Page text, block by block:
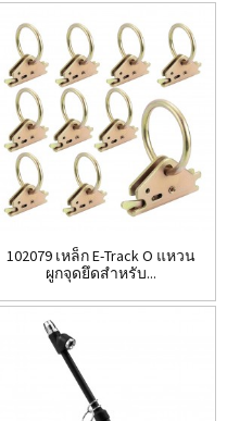
102079 เหล็ก E-Track O แหวน
ผูกจุดยึดสำหรับ...